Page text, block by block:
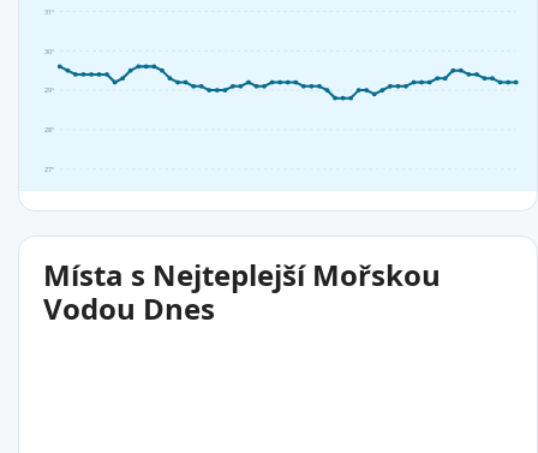
27°
28°
29°
30°
31°
Místa s Nejteplejší Mořskou
Vodou Dnes